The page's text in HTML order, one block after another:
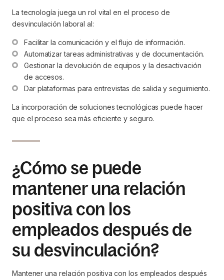
La tecnología juega un rol vital en el proceso de
desvinculación laboral al:
Facilitar la comunicación y el flujo de información.
Automatizar tareas administrativas y de documentación.
Gestionar la devolución de equipos y la desactivación
de accesos.
Dar plataformas para entrevistas de salida y seguimiento.
La incorporación de soluciones tecnológicas puede hacer
que el proceso sea más eficiente y seguro.
¿Cómo se puede
mantener una relación
positiva con los
empleados después de
su desvinculación?
Mantener una relación positiva con los empleados después